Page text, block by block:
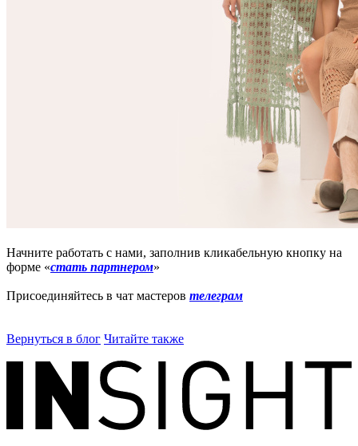
Начните работать с нами, заполнив кликабельную кнопку на
форме «стать партнером»
Присоединяйтесь в чат мастеров телеграм
Вернуться в блог Читайте также